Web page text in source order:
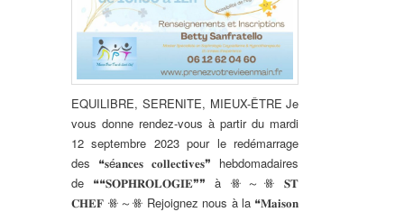
EQUILIBRE, SERENITE, MIEUX-ÊTRE Je
vous donne rendez-vous à partir du mardi
12 septembre 2023 pour le redémarrage
des ❝𝐬é𝐚𝐧𝐜𝐞𝐬 𝐜𝐨𝐥𝐥𝐞𝐜𝐭𝐢𝐯𝐞𝐬❞ hebdomadaires
de ❝❝𝐒𝐎𝐏𝐇𝐑𝐎𝐋𝐎𝐆𝐈𝐄❞❞ à ꗥ～ꗥ 𝐒𝐓
𝐂𝐇𝐄𝐅 ꗥ～ꗥ Rejoignez nous à la ❝𝐌𝐚𝐢𝐬𝐨𝐧